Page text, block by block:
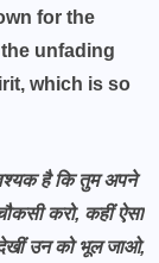
for the
unfading
which is so
है कि तुम अपने
करो, कहीं ऐसा
उन को भूल जाओ,